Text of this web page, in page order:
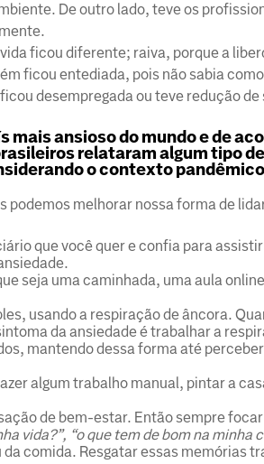
De outro lado, teve os
ficou diferente; raiva, porque a
ficou entediada, pois não sabia
desempregada ou teve redução de
mais ansioso do mundo e de
relataram algum tipo de
o contexto
podemos melhorar nossa forma de
que você quer e confia para
seja uma caminhada, uma aula
usando a respiração de âncora.
da ansiedade é trabalhar a
mantendo dessa forma até
algum trabalho manual, pintar a
de bem-estar. Então sempre focar
vida?”, “o que tem de bom na minha
comida. Resgatar essas memórias